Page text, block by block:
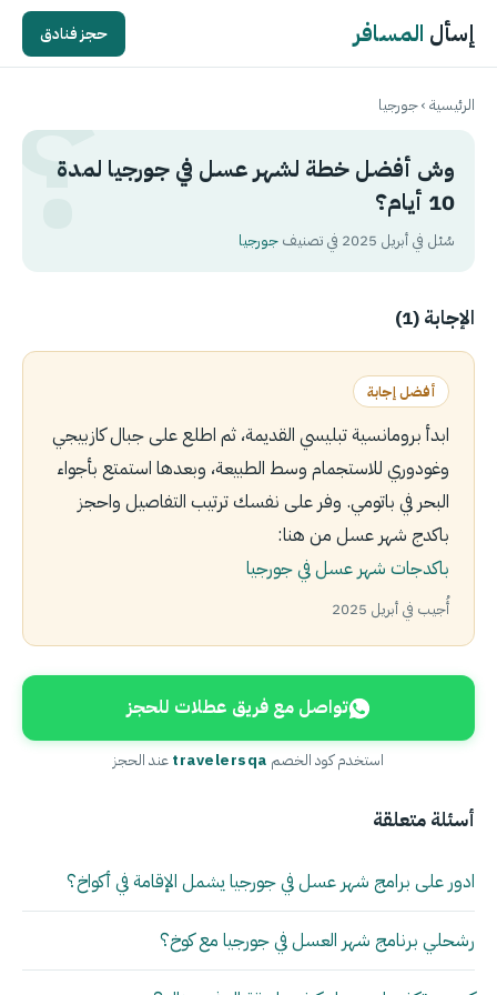
إسأل المسافر حجز فنادق
الرئيسية›جورجيا
وش أفضل خطة لشهر عسل في جورجيا لمدة
10 أيام؟
سُئل في أبريل 2025 في تصنيف جورجيا
الإجابة (1)
أفضل إجابة
ابدأ برومانسية تبليسي القديمة، ثم اطلع على جبال كازبيجي
وغودوري للاستجمام وسط الطبيعة، وبعدها استمتع بأجواء
البحر في باتومي. وفر على نفسك ترتيب التفاصيل واحجز
باكدج شهر عسل من هنا:
باكدجات شهر عسل في جورجيا
أُجيب في أبريل 2025
تواصل مع فريق عطلات للحجز
استخدم كود الخصم travelersqaعند الحجز
أسئلة متعلقة
ادور على برامج شهر عسل في جورجيا يشمل الإقامة في أكواخ؟
رشحلي برنامج شهر العسل في جورجيا مع كوخ؟